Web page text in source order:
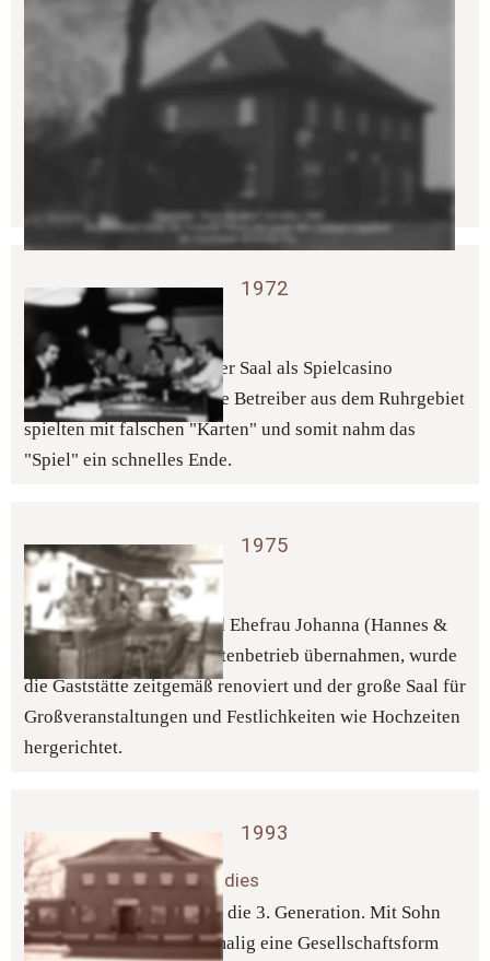
Wirtshaus & Fleischerei-Laden
Der Eingang unterteilte Wirtshaus und Fleischerei-
Laden: Rechts ging es in den Fleischerei-Laden und
links ins Wirtshaus. Nach einigen Ausbaumaßnahmen
1960 entstand eine Veranda, mit großzügigen Fenstern
Räumen mit Anbindung zum großem Saal.
1972
Spielcasino
Von 1972 - 1973 wurde der Saal als Spielcasino
vermietet und genutzt. Die Betreiber aus dem Ruhrgebiet
spielten mit falschen "Karten" und somit nahm das
"Spiel" ein schnelles Ende.
1975
2. Generation
Bevor Sohn Johannes und Ehefrau Johanna (Hannes &
Hanni) 1975 den Gaststättenbetrieb übernahmen, wurde
die Gaststätte zeitgemäß renoviert und der große Saal für
Großveranstaltungen und Festlichkeiten wie Hochzeiten
hergerichtet.
1993
Landgasthaus zum Paradies
1993 ging das Paradies in die 3. Generation. Mit Sohn
Norbert wurde dann erstmalig eine Gesellschaftsform